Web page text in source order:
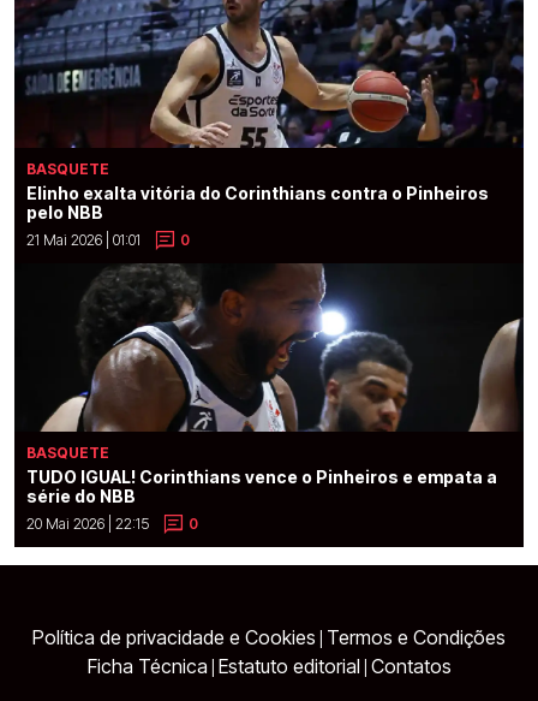
BASQUETE
Elinho exalta vitória do Corinthians contra o Pinheiros
pelo NBB
21 Mai 2026 | 01:01 0
BASQUETE
TUDO IGUAL! Corinthians vence o Pinheiros e empata a
série do NBB
20 Mai 2026 | 22:15 0
Política de privacidade e Cookies Termos e Condições
Ficha Técnica Estatuto editorial Contatos